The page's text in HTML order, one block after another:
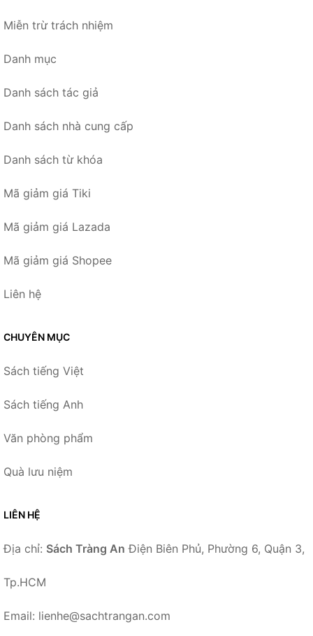
Miễn trừ trách nhiệm
Danh mục
Danh sách tác giả
Danh sách nhà cung cấp
Danh sách từ khóa
Mã giảm giá Tiki
Mã giảm giá Lazada
Mã giảm giá Shopee
Liên hệ
CHUYÊN MỤC
Sách tiếng Việt
Sách tiếng Anh
Văn phòng phẩm
Quà lưu niệm
LIÊN HỆ
Địa chỉ: Sách Tràng An Điện Biên Phủ, Phường 6, Quận 3,
Tp.HCM
Email: lienhe@sachtrangan.com